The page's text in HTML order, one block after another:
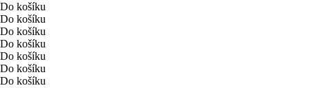
Do košíku
Do košíku
Do košíku
Do košíku
Do košíku
Do košíku
Do košíku